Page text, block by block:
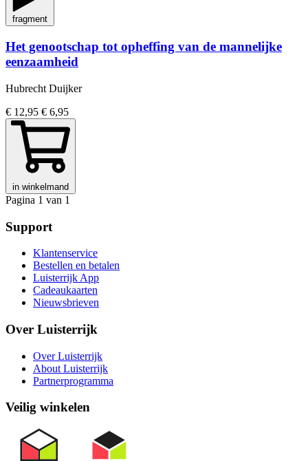
fragment
Het genootschap tot opheffing van de mannelijke
eenzaamheid
Hubrecht Duijker
€ 12,95 € 6,95
in winkelmand
Pagina 1 van 1
Support
Klantenservice
Bestellen en betalen
Luisterrijk App
Cadeaukaarten
Nieuwsbrieven
Over Luisterrijk
Over Luisterrijk
About Luisterrijk
Partnerprogramma
Veilig winkelen